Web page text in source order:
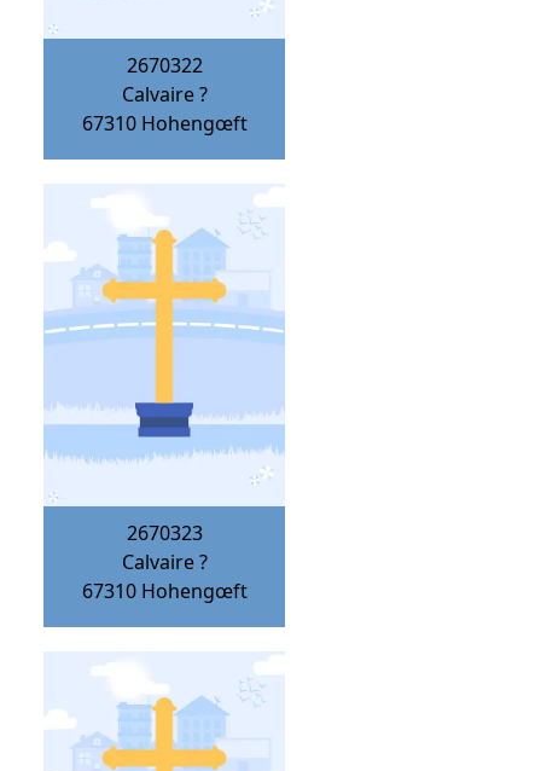
2670322
Calvaire ?
67310 Hohengœft
2670323
Calvaire ?
67310 Hohengœft